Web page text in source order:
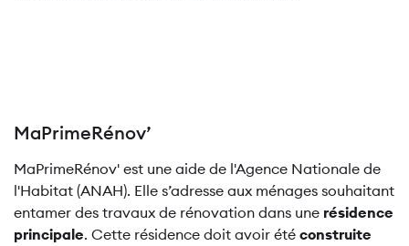
MaPrimeRénov’
MaPrimeRénov' est une aide de l'Agence Nationale de
l'Habitat (ANAH). Elle s’adresse aux ménages souhaitant
entamer des travaux de rénovation dans une résidence
principale. Cette résidence doit avoir été construite